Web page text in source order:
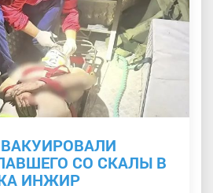
СО СКАЛЫ В
ИНЖИР